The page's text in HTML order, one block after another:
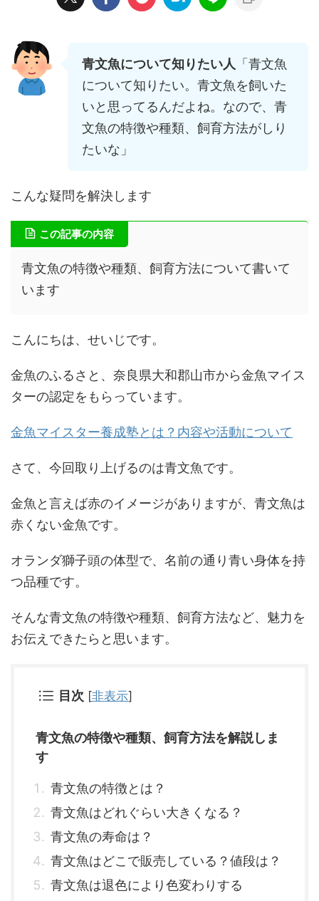
青文魚について知りたい人 「青文魚
について知りたい。青文魚を飼いた
いと思ってるんだよね。なので、青
文魚の特徴や種類、飼育方法がしり
たいな」
こんな疑問を解決します
この記事の内容
青文魚の特徴や種類、飼育方法について書いて
います
こんにちは、せいじです。
金魚のふるさと、奈良県大和郡山市から金魚マイス
ターの認定をもらっています。
金魚マイスター養成塾とは？内容や活動について
さて、今回取り上げるのは青文魚です。
金魚と言えば赤のイメージがありますが、青文魚は
赤くない金魚です。
オランダ獅子頭の体型で、名前の通り青い身体を持
つ品種です。
そんな青文魚の特徴や種類、飼育方法など、魅力を
お伝えできたらと思います。
目次 [非表示]
青文魚の特徴や種類、飼育方法を解説しま
す
青文魚の特徴とは？
青文魚はどれぐらい大きくなる？
青文魚の寿命は？
青文魚はどこで販売している？値段は？
青文魚は退色により色変わりする